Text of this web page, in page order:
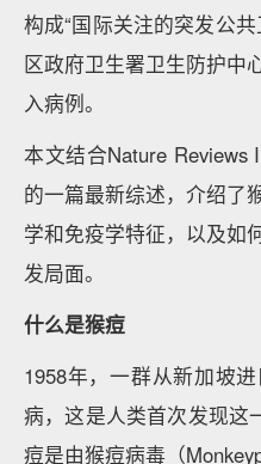
构成“国际关注的突发公
区政府卫生署卫生防护中
入病例。
本文结合Nature Reviews
的一篇最新综述，介绍了
学和免疫学特征，以及如
发局面。
什么是猴痘
1958年，一群从新加坡
病，这是人类首次发现这
痘是由猴痘病毒（